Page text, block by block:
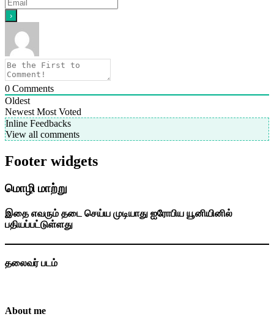
0 Comments
Oldest
Newest Most Voted
Inline Feedbacks
View all comments
Footer widgets
மொழி மாற்று
இதை எவரும் தடை செய்ய முடியாது ஐரோபிய யூனியினில்
பதியப்பட்டுள்ளது
தலைவர் படம்
About me